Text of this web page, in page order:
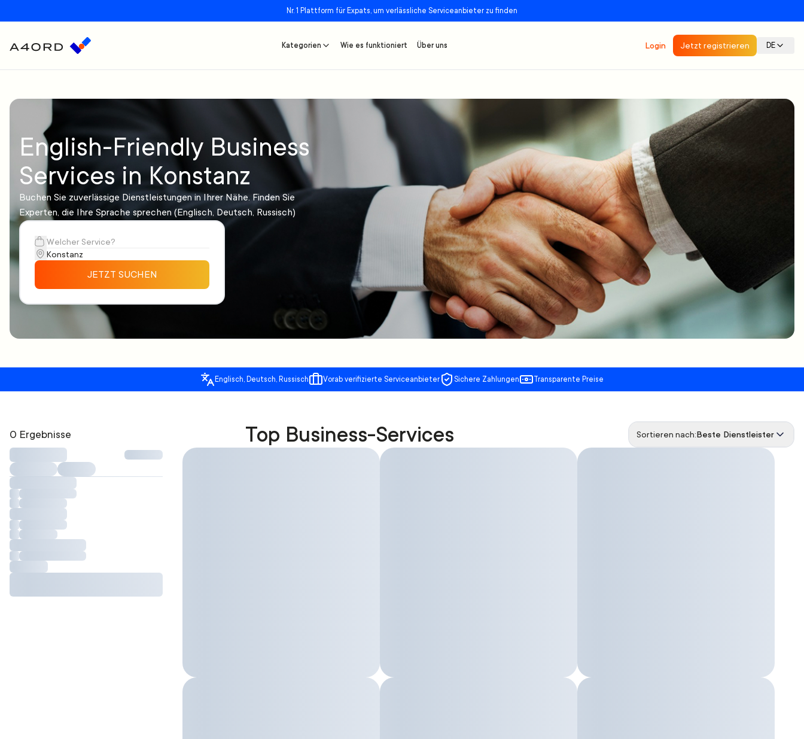
Nr. 1 Plattform für Expats, um verlässliche Serviceanbieter zu finden
Kategorien Wie es funktioniert Über uns Login Jetzt registrieren DE
English-Friendly Business
Services in Konstanz
Buchen Sie zuverlässige Dienstleistungen in Ihrer Nähe. Finden Sie
Experten, die Ihre Sprache sprechen (Englisch, Deutsch, Russisch)
JETZT SUCHEN
Englisch, Deutsch, Russisch Vorab verifizierte Serviceanbieter Sichere Zahlungen Transparente Preise
0 Ergebnisse Top Business-Services Sortieren nach:Beste Dienstleister